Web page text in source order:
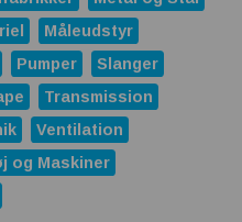
Måleudstyr
Pumper
Slanger
Transmission
Ventilation
og Maskiner